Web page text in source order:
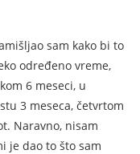
sam kako bi to
određeno vreme,
6 meseci, u
3 meseca, četvrtom
Naravno, nisam
je dao to što sam